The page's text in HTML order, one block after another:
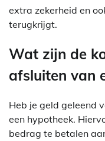
extra zekerheid en
terugkrijgt.
Wat zijn de
afsluiten van
Heb je geld geleend
een hypotheek.
bedrag te betalen